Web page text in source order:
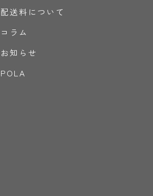
配送料について
コラム
お知らせ
POLA